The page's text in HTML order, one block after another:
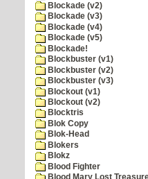
Blockade (v2)
Blockade (v3)
Blockade (v4)
Blockade (v5)
Blockade!
Blockbuster (v1)
Blockbuster (v2)
Blockbuster (v3)
Blockout (v1)
Blockout (v2)
Blocktris
Blok Copy
Blok-Head
Blokers
Blokz
Blood Fighter
Blood Mary Lost